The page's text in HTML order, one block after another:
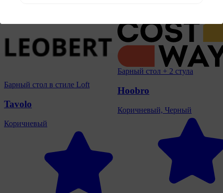
Барный стол в стиле Loft
Tavolo
Коричневый
Барный стол + 2 стула
Hoobro
Коричневый, Черный